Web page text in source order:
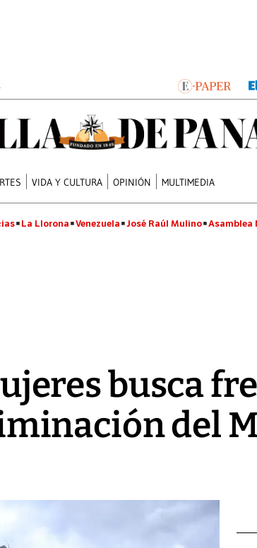
VIDA Y CULTURA OPINIÓN MULTIMEDIA
La Llorona Venezuela José Raúl Mulino Asamblea
busca
del